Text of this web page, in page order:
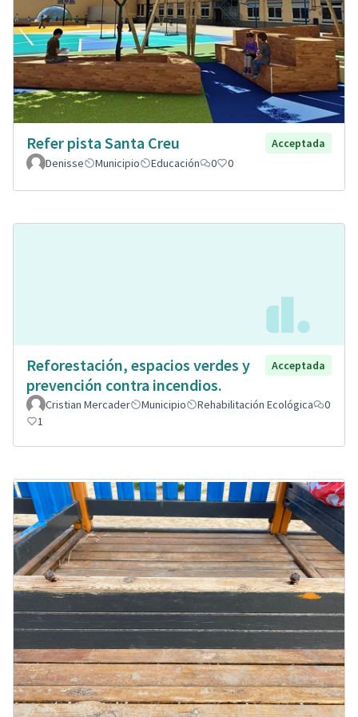
Refer pista Santa Creu
Acceptada
Denisse
Municipio Educación 0 0
Reforestación, espacios verdes y
prevención contra incendios.
Acceptada
Cristian Mercader Municipio Rehabilitación Ecológica
0
1